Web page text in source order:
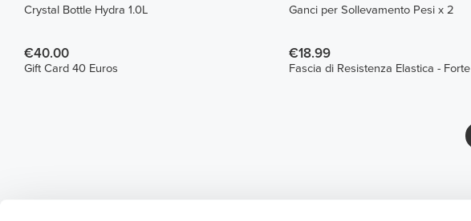
Crystal Bottle Hydra 1.0L Ganci per Sollevamento Pesi x 2
€40.00
Gift Card 40 Euros
€18.99
Fascia di Resistenza Elastica - Forte